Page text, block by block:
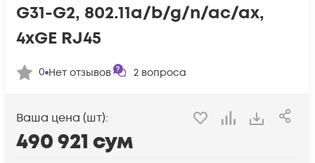
G31-G2, 802.11a/b/g/n/ac/ax,
4xGE RJ45
0 Нет отзывов 2 вопроса
Ваша цена (шт):
490 921 сум